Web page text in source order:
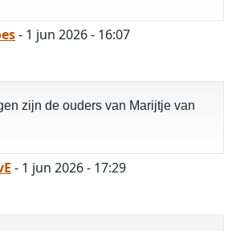
- 1 jun 2026 - 16:07
zijn de ouders van Marijtje van
- 1 jun 2026 - 17:29